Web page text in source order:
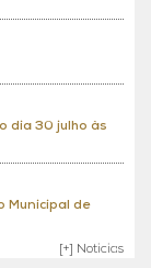
dia 30 julho às
Municipal de
[+] Noticias